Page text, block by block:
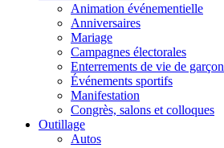
Animation événementielle
Anniversaires
Mariage
Campagnes électorales
Enterrements de vie de garçon
Événements sportifs
Manifestation
Congrès, salons et colloques
Outillage
Autos